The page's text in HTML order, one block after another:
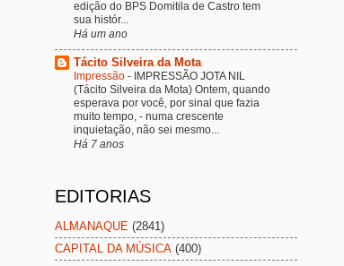
edição do BPS Domitila de Castro tem
sua histór...
Há um ano
Tácito Silveira da Mota
Impressão - IMPRESSÃO JOTA NIL
(Tácito Silveira da Mota) Ontem, quando
esperava por você, por sinal que fazia
muito tempo, - numa crescente
inquietação, não sei mesmo...
Há 7 anos
EDITORIAS
ALMANAQUE (2841)
CAPITAL DA MÚSICA (400)